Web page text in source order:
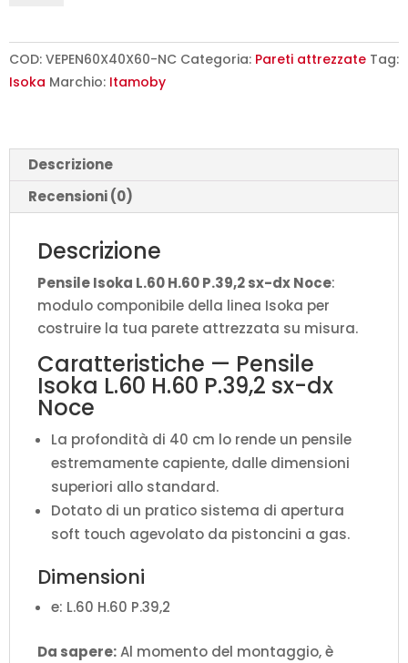
P.39,2
sx-
quantità
COD: VEPEN60X40X60-NC Categoria: Pareti attrezzate Tag:
Isoka Marchio: Itamoby
Descrizione
Recensioni (0)
Descrizione
Pensile Isoka L.60 H.60 P.39,2 sx-dx Noce:
modulo componibile della linea Isoka per
costruire la tua parete attrezzata su misura.
Caratteristiche — Pensile
Isoka L.60 H.60 P.39,2 sx-dx
Noce
La profondità di 40 cm lo rende un pensile
estremamente capiente, dalle dimensioni
superiori allo standard.
Dotato di un pratico sistema di apertura
soft touch agevolato da pistoncini a gas.
Dimensioni
e: L.60 H.60 P.39,2
Da sapere:Al momento del montaggio, è